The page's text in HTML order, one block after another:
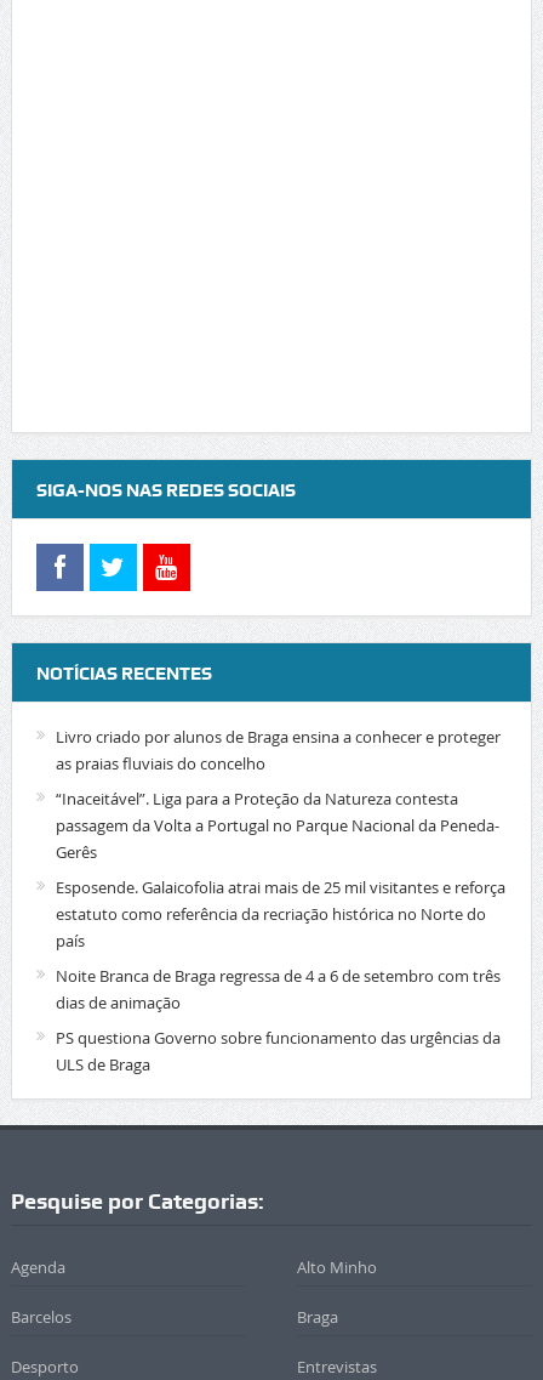
SIGA-NOS NAS REDES SOCIAIS
NOTÍCIAS RECENTES
Livro criado por alunos de Braga ensina a conhecer e proteger
as praias fluviais do concelho
“Inaceitável”. Liga para a Proteção da Natureza contesta
passagem da Volta a Portugal no Parque Nacional da Peneda-
Gerês
Esposende. Galaicofolia atrai mais de 25 mil visitantes e reforça
estatuto como referência da recriação histórica no Norte do
país
Noite Branca de Braga regressa de 4 a 6 de setembro com três
dias de animação
PS questiona Governo sobre funcionamento das urgências da
ULS de Braga
Pesquise por Categorias:
Agenda Alto Minho
Barcelos Braga
Desporto Entrevistas